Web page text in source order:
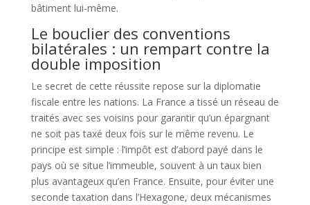
bâtiment lui-même.
Le bouclier des conventions
bilatérales : un rempart contre la
double imposition
Le secret de cette réussite repose sur la diplomatie
fiscale entre les nations. La France a tissé un réseau de
traités avec ses voisins pour garantir qu’un épargnant
ne soit pas taxé deux fois sur le même revenu. Le
principe est simple : l’impôt est d’abord payé dans le
pays où se situe l’immeuble, souvent à un taux bien
plus avantageux qu’en France. Ensuite, pour éviter une
seconde taxation dans l’Hexagone, deux mécanismes